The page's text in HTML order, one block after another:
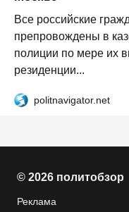
Все российские
препровождены в
полиции по мере их
резиденции...
politnavigator.net
© 2026 политобзор
Реклама